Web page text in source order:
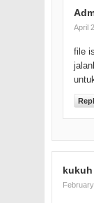
April
file
kukuh